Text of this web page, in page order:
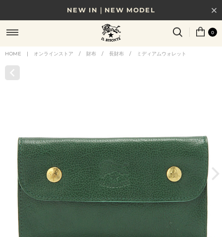
NEW IN｜NEW MODEL
8/17(月)10時まで｜税込11,000円以上で送料無料
贈る相手やシーンから選べる、新しいギフトガイド
0
HOME | オンラインストア / 財布 / 長財布 / ミディアムウォレット